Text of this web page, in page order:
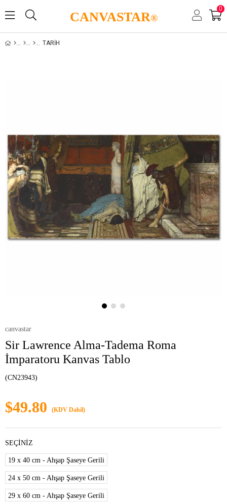
CANVASTAR®
0
TARIH
canvastar
Sir Lawrence Alma-Tadema Roma
İmparatoru Kanvas Tablo
(CN23943)
$49.80 (KDV Dahil)
SEÇİNİZ
19 x 40 cm - Ahşap Şaseye Gerili
24 x 50 cm - Ahşap Şaseye Gerili
29 x 60 cm - Ahşap Şaseye Gerili